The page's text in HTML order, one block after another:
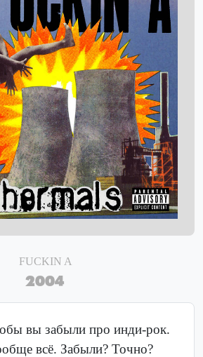
FUCKIN A
2004
вы забыли про инди-рок.
всё. Забыли? Точно?